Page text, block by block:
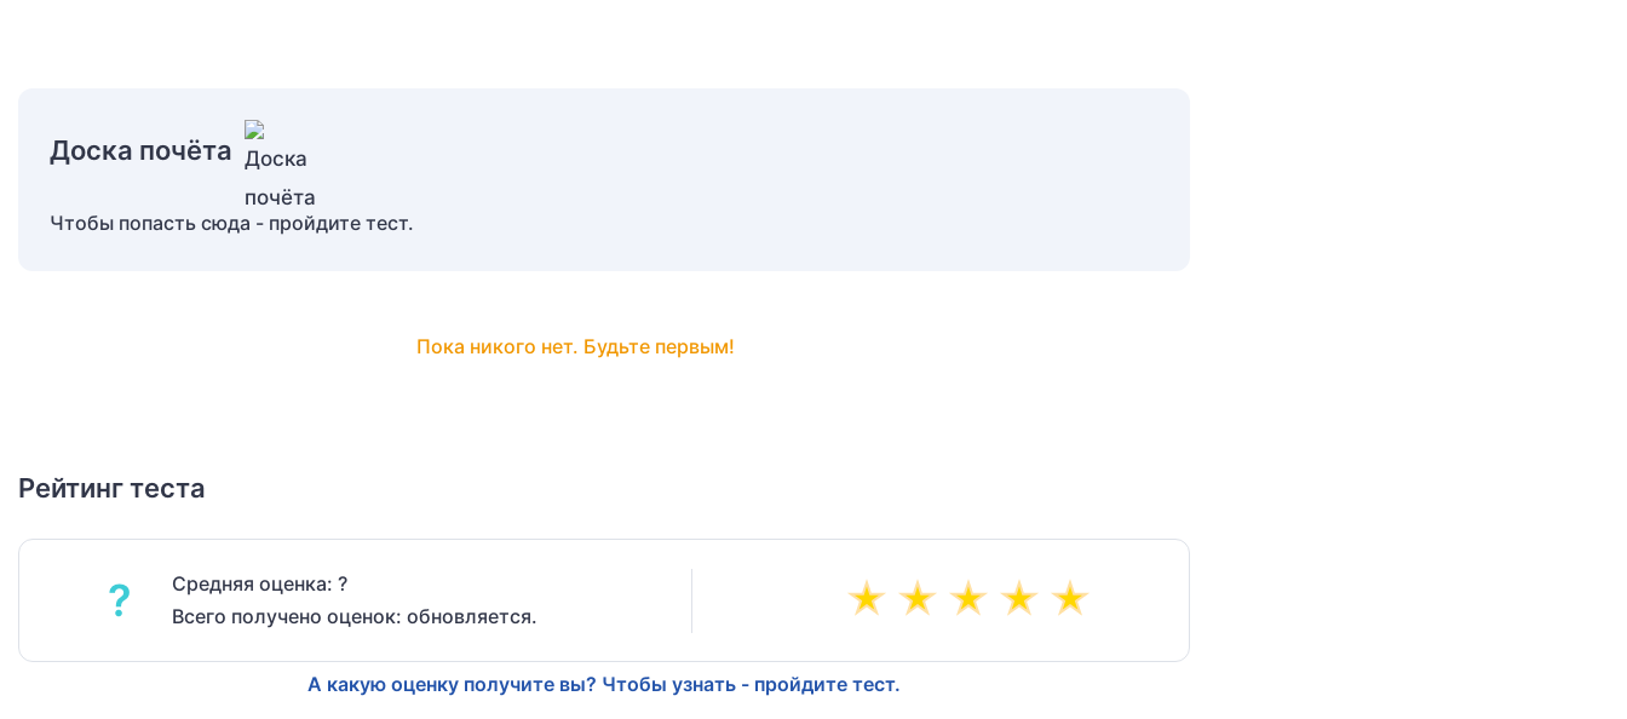
Доска почёта
Чтобы попасть сюда - пройдите тест.
Пока никого нет. Будьте первым!
Рейтинг теста
?
Средняя оценка: ?
Всего получено оценок: обновляется.
А какую оценку получите вы? Чтобы узнать - пройдите тест.